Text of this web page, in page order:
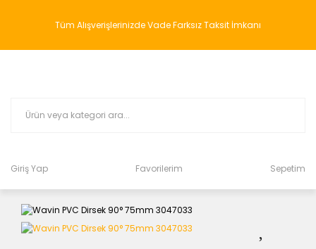
Tüm Alışverişlerinizde Vade Farksız Taksit İmkanı
Giriş Yap Favorilerim Sepetim